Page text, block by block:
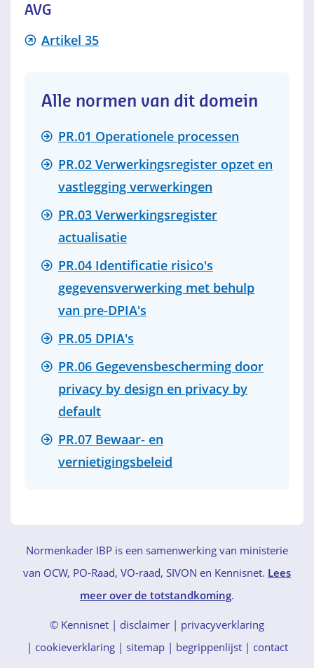
AVG
Artikel 35
Alle normen van dit domein
PR.01 Operationele processen
PR.02 Verwerkingsregister opzet en
vastlegging verwerkingen
PR.03 Verwerkingsregister
actualisatie
PR.04 Identificatie risico's
gegevensverwerking met behulp
van pre-DPIA's
PR.05 DPIA's
PR.06 Gegevensbescherming door
privacy by design en privacy by
default
PR.07 Bewaar- en
vernietigingsbeleid
Normenkader IBP is een samenwerking van ministerie
van OCW, PO-Raad, VO-raad, SIVON en Kennisnet. Lees
meer over de totstandkoming.
© Kennisnet disclaimer | privacyverklaring
| cookieverklaring | sitemap | begrippenlijst | contact